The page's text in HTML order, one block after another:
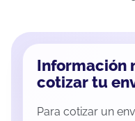
Información
cotizar tu
Para cotizar un